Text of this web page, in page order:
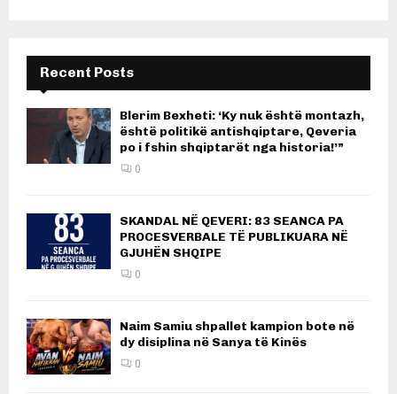
Recent Posts
Blerim Bexheti: ‘Ky nuk është montazh,
është politikë antishqiptare, Qeveria
po i fshin shqiptarët nga historia!’”
0
SKANDAL NË QEVERI: 83 SEANCA PA
PROCESVERBALE TË PUBLIKUARA NË
GJUHËN SHQIPE
0
Naim Samiu shpallet kampion bote në
dy disiplina në Sanya të Kinës
0